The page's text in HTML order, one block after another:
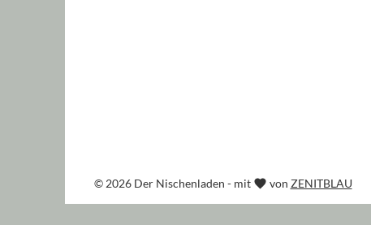
© 2026 Der Nischenladen - mit von ZENITBLAU